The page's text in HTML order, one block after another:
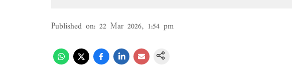
Published on: 22 Mar 2026, 1:54 pm